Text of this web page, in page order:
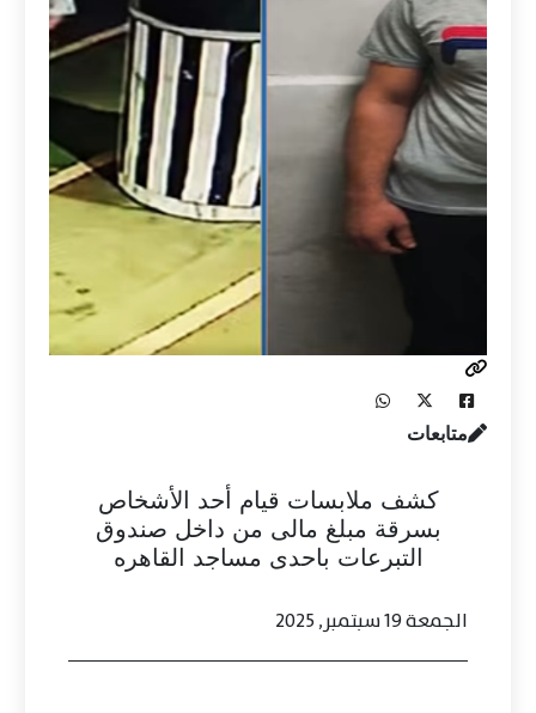
متابعات
كشف ملابسات قيام أحد الأشخاص
بسرقة مبلغ مالى من داخل صندوق
التبرعات باحدى مساجد القاهره
الجمعة 19 سبتمبر, 2025